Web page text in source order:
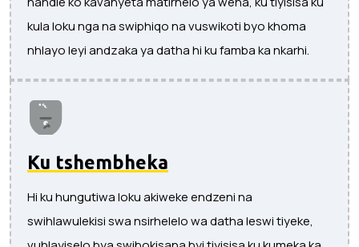
kula loku nga na swiphiqo na vuswikoti byo khoma
nhlayo leyi andzaka ya datha hi ku famba ka nkarhi.
Ku tshembheka
Hi ku hungutiwa loku akiweke endzeni na
swihlawulekisi swa nsirhelelo wa datha leswi tiyeke,